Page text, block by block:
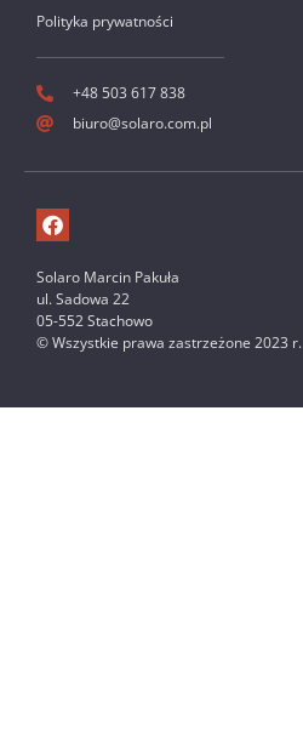
Polityka prywatności
+48 503 617 838
biuro@solaro.com.pl
Solaro Marcin Pakuła
ul. Sadowa 22
05-552 Stachowo
© Wszystkie prawa zastrzeżone 2023 r.